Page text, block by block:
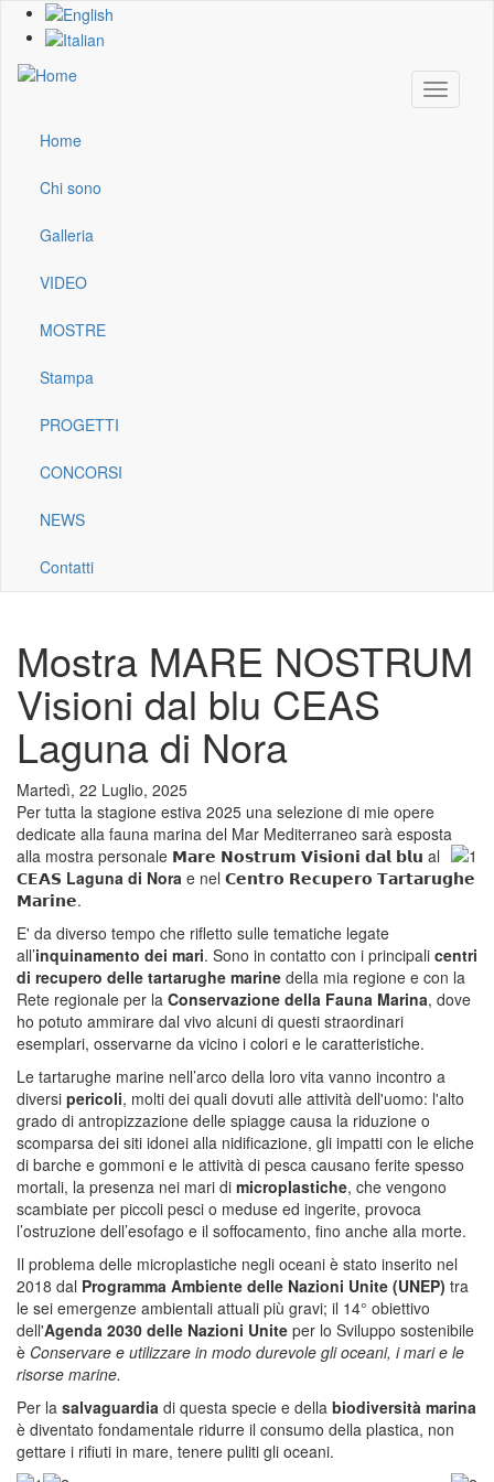
Skip
content
Toggle
Main
navigation
Home
Chi sono
Galleria
VIDEO
MOSTRE
Stampa
PROGETTI
CONCORSI
NEWS
Contatti
Mostra MARE NOSTRUM
Visioni dal blu CEAS
Laguna di Nora
Martedì, 22 Luglio, 2025
Per tutta la stagione estiva 2025 una selezione di mie opere
dedicate alla fauna marina del Mar Mediterraneo sarà esposta
alla mostra personale 𝗠𝗮𝗿𝗲 𝗡𝗼𝘀𝘁𝗿𝘂𝗺 𝗩𝗶𝘀𝗶𝗼𝗻𝗶 𝗱𝗮𝗹 𝗯𝗹𝘂 al
𝗖𝗘𝗔𝗦 Laguna di Nora e nel 𝗖𝗲𝗻𝘁𝗿𝗼 𝗥𝗲𝗰𝘂𝗽𝗲𝗿𝗼 𝗧𝗮𝗿𝘁𝗮𝗿𝘂𝗴𝗵𝗲
𝗠𝗮𝗿𝗶𝗻𝗲.
E' da diverso tempo che rifletto sulle tematiche legate
all’inquinamento dei mari. Sono in contatto con i principali centri
di recupero delle tartarughe marine della mia regione e con la
Rete regionale per la Conservazione della Fauna Marina, dove
ho potuto ammirare dal vivo alcuni di questi straordinari
esemplari, osservarne da vicino i colori e le caratteristiche.
Le tartarughe marine nell’arco della loro vita vanno incontro a
diversi pericoli, molti dei quali dovuti alle attività dell'uomo: l'alto
grado di antropizzazione delle spiagge causa la riduzione o
scomparsa dei siti idonei alla nidificazione, gli impatti con le eliche
di barche e gommoni e le attività di pesca causano ferite spesso
mortali, la presenza nei mari di microplastiche, che vengono
scambiate per piccoli pesci o meduse ed ingerite, provoca
l’ostruzione dell’esofago e il soffocamento, fino anche alla morte.
Il problema delle microplastiche negli oceani è stato inserito nel
2018 dal Programma Ambiente delle Nazioni Unite (UNEP) tra
le sei emergenze ambientali attuali più gravi; il 14° obiettivo
dell'Agenda 2030 delle Nazioni Unite per lo Sviluppo sostenibile
è Conservare e utilizzare in modo durevole gli oceani, i mari e le
risorse marine.
Per la salvaguardia di questa specie e della biodiversità marina
è diventato fondamentale ridurre il consumo della plastica, non
gettare i rifiuti in mare, tenere puliti gli oceani.